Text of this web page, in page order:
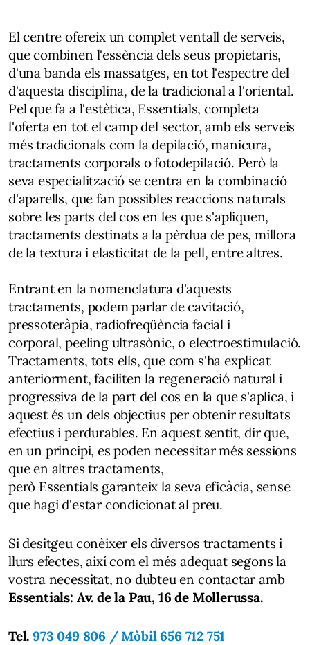
El centre ofereix un complet ventall de serveis,
que combinen l'essència dels seus propietaris,
d'una banda els massatges, en tot l'espectre del
d'aquesta disciplina, de la tradicional a l'oriental.
Pel que fa a l'estètica, Essentials, completa
l'oferta en tot el camp del sector, amb els serveis
més tradicionals com la depilació, manicura,
tractaments corporals o fotodepilació. Però la
seva especialització se centra en la combinació
d'aparells, que fan possibles reaccions naturals
sobre les parts del cos en les que s'apliquen,
tractaments destinats a la pèrdua de pes, millora
de la textura i elasticitat de la pell, entre altres.
Entrant en la nomenclatura d'aquests
tractaments, podem parlar de cavitació,
pressoteràpia, radiofreqüència facial i
corporal, peeling ultrasònic, o electroestimulació.
Tractaments, tots ells, que com s'ha explicat
anteriorment, faciliten la regeneració natural i
progressiva de la part del cos en la que s'aplica, i
aquest és un dels objectius per obtenir resultats
efectius i perdurables. En aquest sentit, dir que,
en un principi, es poden necessitar més sessions
que en altres tractaments,
però Essentials garanteix la seva eficàcia, sense
que hagi d'estar condicionat al preu.
Si desitgeu conèixer els diversos tractaments i
llurs efectes, així com el més adequat segons la
vostra necessitat, no dubteu en contactar amb
Essentials: Av. de la Pau, 16 de Mollerussa.
Tel.973 049 806 / Mòbil 656 712 751